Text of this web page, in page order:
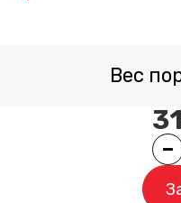
Вес